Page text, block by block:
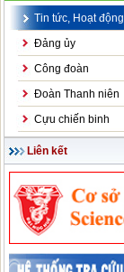
Tin tức, Hoạt động
Đảng ủy
Công đoàn
Đoàn Thanh niên
Cựu chiến binh
Liên kết